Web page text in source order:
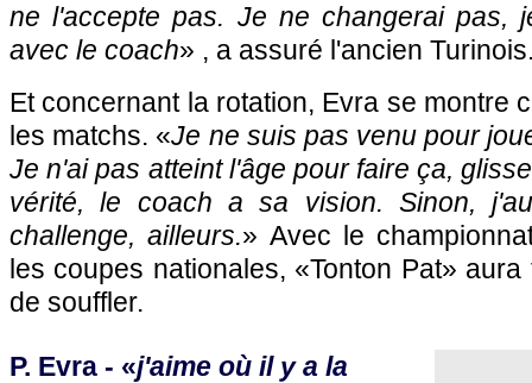
ne l'accepte pas. Je ne changerai pas,
avec le coach» , a assuré l'ancien
Et concernant la rotation, Evra se montre
les matchs. «Je ne suis pas venu pour
Je n'ai pas atteint l'âge pour faire ça,
vérité, le coach a sa vision. Sinon,
challenge, ailleurs.» Avec le
les coupes nationales, «Tonton Pat»
de souffler.
P. Evra - «j'aime où il y a la